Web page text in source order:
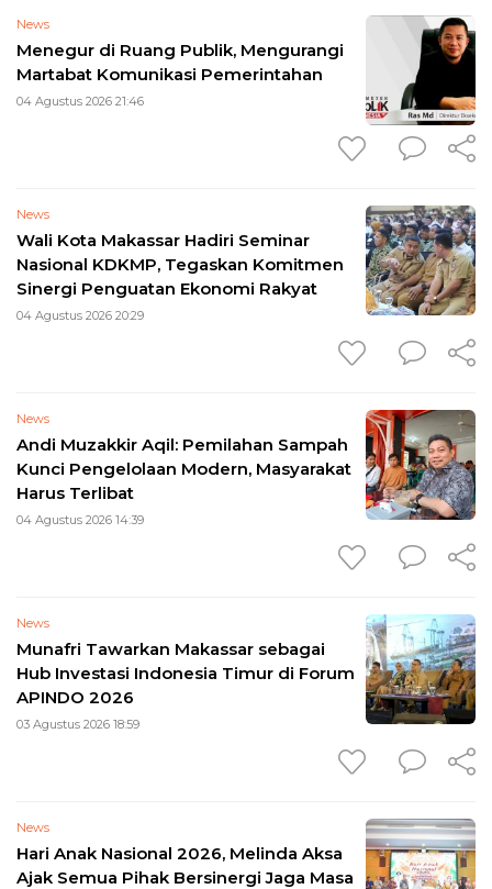
News
Menegur di Ruang Publik, Mengurangi
Martabat Komunikasi Pemerintahan
04 Agustus 2026 21:46
News
Wali Kota Makassar Hadiri Seminar
Nasional KDKMP, Tegaskan Komitmen
Sinergi Penguatan Ekonomi Rakyat
04 Agustus 2026 20:29
News
Andi Muzakkir Aqil: Pemilahan Sampah
Kunci Pengelolaan Modern, Masyarakat
Harus Terlibat
04 Agustus 2026 14:39
News
Munafri Tawarkan Makassar sebagai
Hub Investasi Indonesia Timur di Forum
APINDO 2026
03 Agustus 2026 18:59
News
Hari Anak Nasional 2026, Melinda Aksa
Ajak Semua Pihak Bersinergi Jaga Masa